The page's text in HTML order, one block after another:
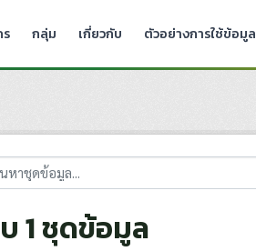
กลุ่ม เกี่ยวกับ ตัวอย่างการใช้ข้อมูล
1 ชุดข้อมูล